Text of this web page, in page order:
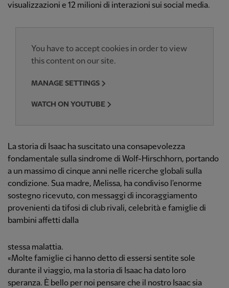
visualizzazioni e 12 milioni di interazioni sui social media.
You have to accept cookies in order to view
this content on our site.
MANAGE SETTINGS
WATCH ON YOUTUBE
La storia di Isaac ha suscitato una consapevolezza
fondamentale sulla sindrome di Wolf-Hirschhorn, portando
a un massimo di cinque anni nelle ricerche globali sulla
condizione. Sua madre, Melissa, ha condiviso l'enorme
sostegno ricevuto, con messaggi di incoraggiamento
provenienti da tifosi di club rivali, celebrità e famiglie di
bambini affetti dalla
stessa malattia.
«Molte famiglie ci hanno detto di essersi sentite sole
durante il viaggio, ma la storia di Isaac ha dato loro
speranza. È bello per noi pensare che il nostro Isaac sia